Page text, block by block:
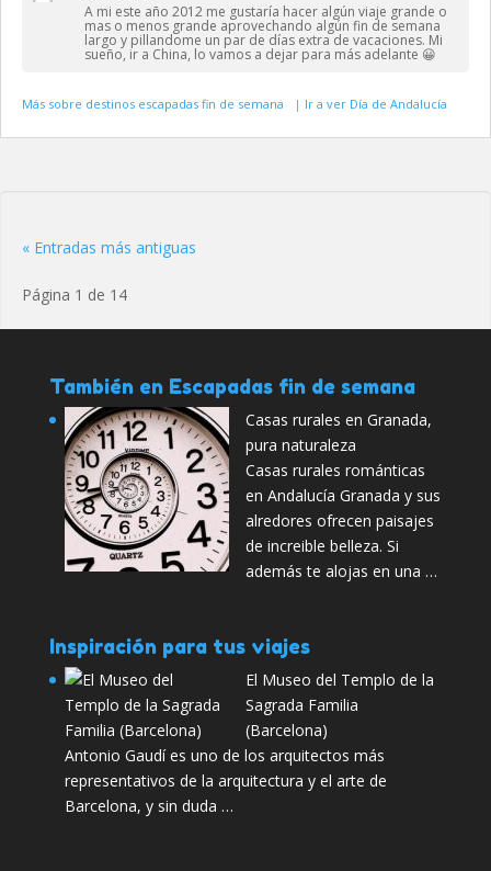
A mi este año 2012 me gustaría hacer algún viaje grande o
mas o menos grande aprovechando algún fin de semana
largo y pillandome un par de días extra de vacaciones. Mi
sueño, ir a China, lo vamos a dejar para más adelante 😀
Más sobre destinos escapadas fin de semana | Ir a ver Día de Andalucía
« Entradas más antiguas
Página 1 de 14
También en Escapadas fin de semana
Casas rurales en Granada,
pura naturaleza
Casas rurales románticas
en Andalucía Granada y sus
alredores ofrecen paisajes
de increible belleza. Si
además te alojas en una …
Inspiración para tus viajes
El Museo del Templo de la
Sagrada Familia
(Barcelona)
Antonio Gaudí es uno de los arquitectos más
representativos de la arquitectura y el arte de
Barcelona, y sin duda …